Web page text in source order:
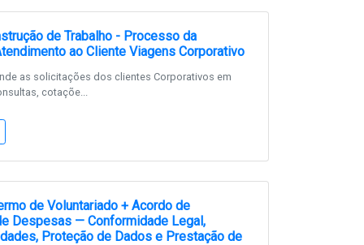
de Trabalho - Processo da
ao Cliente Viagens Corporativo
as solicitações dos clientes Corporativos em
cotaçõe...
de Voluntariado + Acordo de
Despesas — Conformidade Legal,
Proteção de Dados e Prestação de